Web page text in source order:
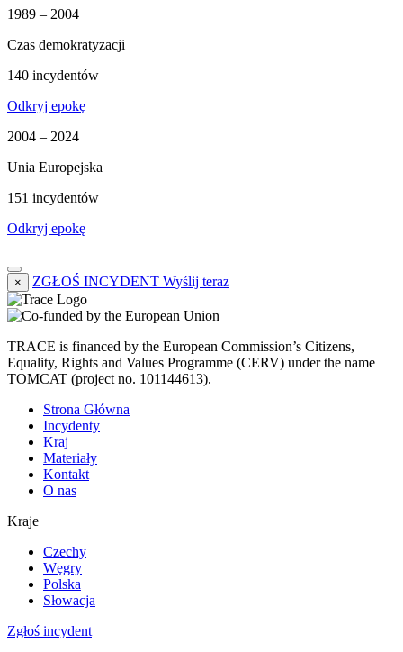
1989 – 2004
Czas demokratyzacji
140 incydentów
Odkryj epokę
2004 – 2024
Unia Europejska
151 incydentów
Odkryj epokę
× ZGŁOŚ INCYDENT Wyślij teraz
TRACE is financed by the European Commission’s Citizens,
Equality, Rights and Values Programme (CERV) under the name
TOMCAT (project no. 101144613).
Strona Główna
Incydenty
Kraj
Materiały
Kontakt
O nas
Kraje
Czechy
Węgry
Polska
Słowacja
Zgłoś incydent